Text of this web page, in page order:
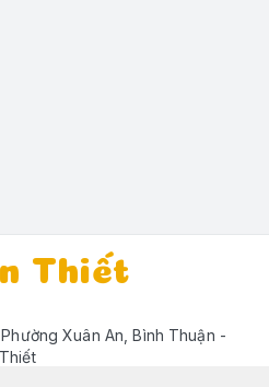
Thiết
Xuân An, Bình Thuận -